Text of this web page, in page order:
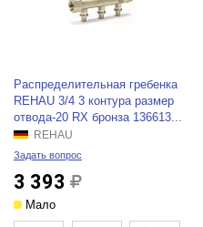
Распределительная гребенка
REHAU 3/4 3 контура размер
отвода-20 RX бронза 136613...
REHAU
Задать вопрос
3 393
Мало